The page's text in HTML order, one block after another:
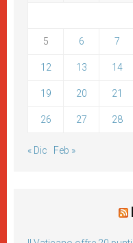
5 6 7
12 13 14
19 20 21
26 27 28
« Dic Feb »